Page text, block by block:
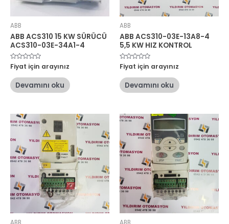
ABB
ABB ACS310 15 KW SÜRÜCÜ
ACS310-03E-34A1-4
5
üzerinden
oy
aldı
Fiyat için arayınız
Devamını oku
ABB
ABB ACS310-03E-13A8-4
5,5 KW HIZ KONTROL
5
üzerinden
oy
aldı
Fiyat için arayınız
Devamını oku